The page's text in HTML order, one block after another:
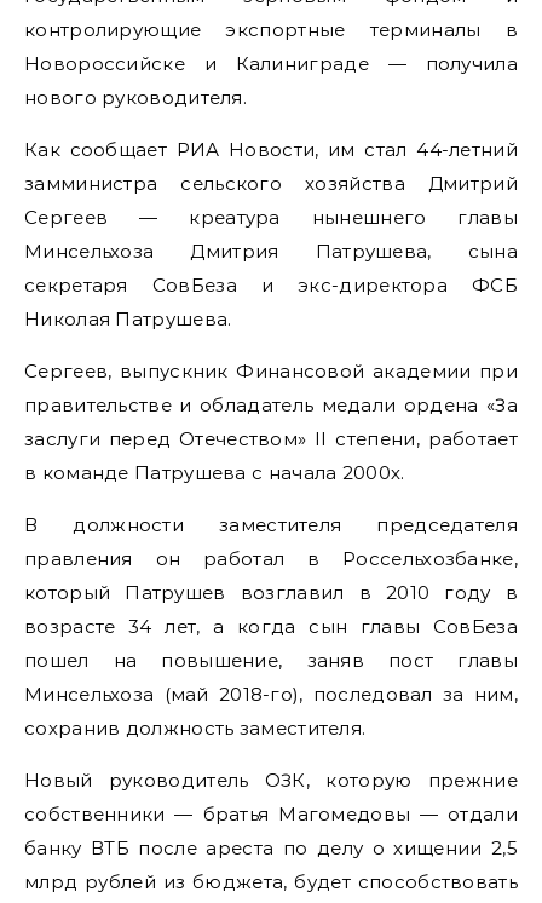
контролирующие экспортные терминалы в
Новороссийске и Калиниграде — получила
нового руководителя.
Как сообщает РИА Новости, им стал 44-летний
замминистра сельского хозяйства Дмитрий
Сергеев — креатура нынешнего главы
Минсельхоза Дмитрия Патрушева, сына
секретаря СовБеза и экс-директора ФСБ
Николая Патрушева.
Сергеев, выпускник Финансовой академии при
правительстве и обладатель медали ордена «За
заслуги перед Отечеством» II степени, работает
в команде Патрушева с начала 2000х.
В должности заместителя председателя
правления он работал в Россельхозбанке,
который Патрушев возглавил в 2010 году в
возрасте 34 лет, а когда сын главы СовБеза
пошел на повышение, заняв пост главы
Минсельхоза (май 2018-го), последовал за ним,
сохранив должность заместителя.
Новый руководитель ОЗК, которую прежние
собственники — братья Магомедовы — отдали
банку ВТБ после ареста по делу о хищении 2,5
млрд рублей из бюджета, будет способствовать